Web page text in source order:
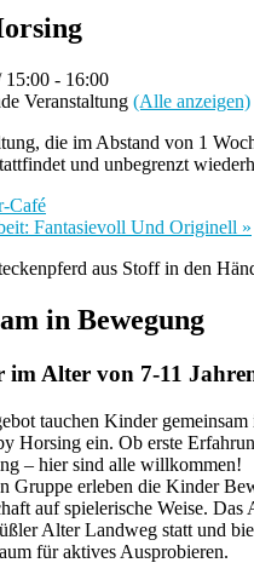
15:00 - 16:00
Veranstaltung (Alle anzeigen)
die im Abstand von 1
und unbegrenzt
Café
Fantasievoll Und Originell »
in Bewegung
Alter von 7-11
tauchen Kinder
Horsing ein. Ob erste
– hier sind alle willkommen!
Gruppe erleben die Kinder
auf spielerische Weise. Das
Alter Landweg statt und
für aktives Ausprobieren.